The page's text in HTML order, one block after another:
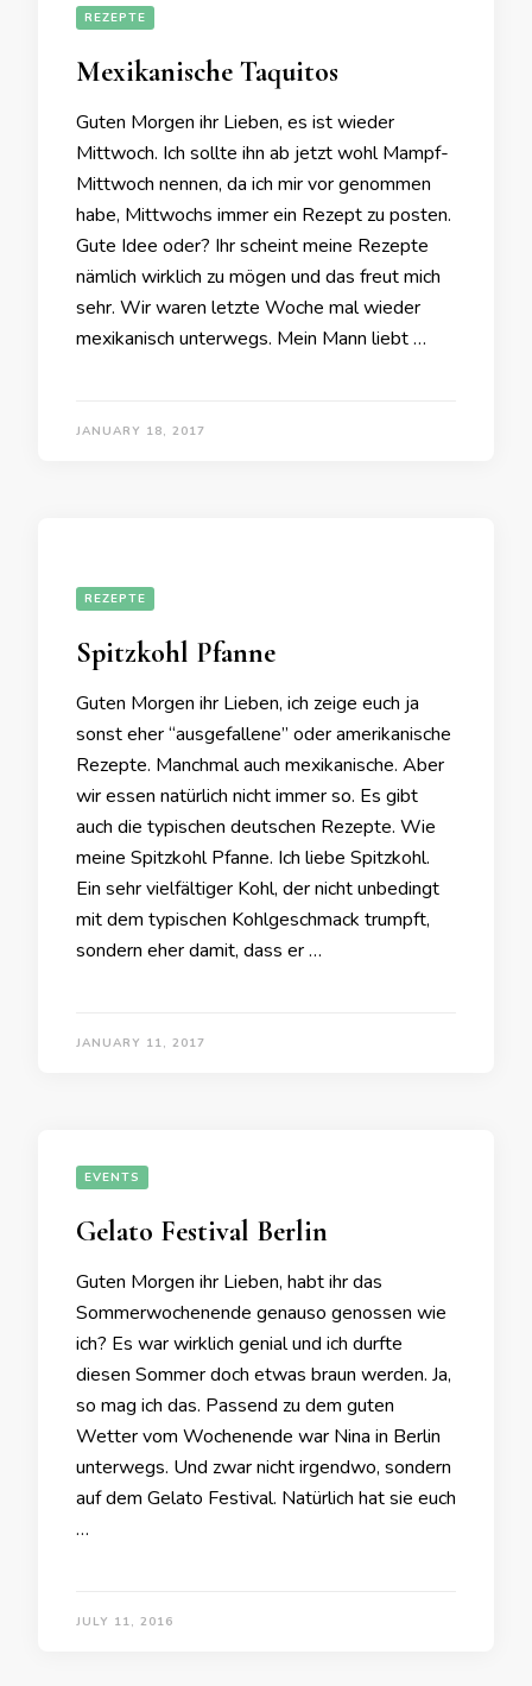
REZEPTE
Mexikanische Taquitos
Guten Morgen ihr Lieben, es ist wieder
Mittwoch. Ich sollte ihn ab jetzt wohl Mampf-
Mittwoch nennen, da ich mir vor genommen
habe, Mittwochs immer ein Rezept zu posten.
Gute Idee oder? Ihr scheint meine Rezepte
nämlich wirklich zu mögen und das freut mich
sehr. Wir waren letzte Woche mal wieder
mexikanisch unterwegs. Mein Mann liebt …
JANUARY 18, 2017
REZEPTE
Spitzkohl Pfanne
Guten Morgen ihr Lieben, ich zeige euch ja
sonst eher “ausgefallene” oder amerikanische
Rezepte. Manchmal auch mexikanische. Aber
wir essen natürlich nicht immer so. Es gibt
auch die typischen deutschen Rezepte. Wie
meine Spitzkohl Pfanne. Ich liebe Spitzkohl.
Ein sehr vielfältiger Kohl, der nicht unbedingt
mit dem typischen Kohlgeschmack trumpft,
sondern eher damit, dass er …
JANUARY 11, 2017
EVENTS
Gelato Festival Berlin
Guten Morgen ihr Lieben, habt ihr das
Sommerwochenende genauso genossen wie
ich? Es war wirklich genial und ich durfte
diesen Sommer doch etwas braun werden. Ja,
so mag ich das. Passend zu dem guten
Wetter vom Wochenende war Nina in Berlin
unterwegs. Und zwar nicht irgendwo, sondern
auf dem Gelato Festival. Natürlich hat sie euch
…
JULY 11, 2016